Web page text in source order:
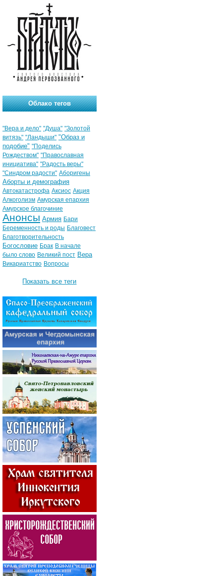
Облако тегов
"Вера и дело" "Душа" "Золотой
витязь" "Ландыши" "Образ и
подобие" "Поделись
Рождеством" "Православная
инициатива" "Радость веры"
"Синдром радости" Аборигены
Аборты и демография
Автокатастрофа Аксиос Акция
Алкоголизм Амурская епархия
Амурское благочиние
Анонсы Армия Бари
Беременность и роды Благовест
Благотворительность
Богословие Брак В начале
было слово Великий пост Вера
Викариатство Вопросы
Показать все теги